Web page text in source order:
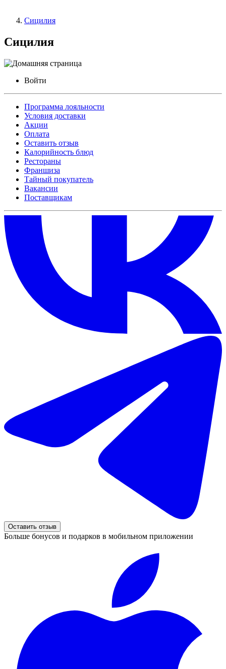
Сицилия
Сицилия
Войти
Программа лояльности
Условия доставки
Акции
Оплата
Оставить отзыв
Калорийность блюд
Рестораны
Франшиза
Тайный покупатель
Вакансии
Поставщикам
Оставить отзыв
Больше бонусов и подарков в мобильном приложении